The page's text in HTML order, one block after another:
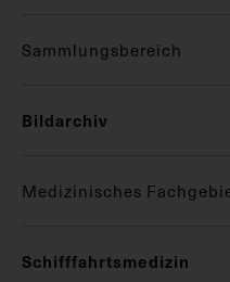
Sammlungsbereich
Bildarchiv
Medizinisches
Schifffahrtsmedizin